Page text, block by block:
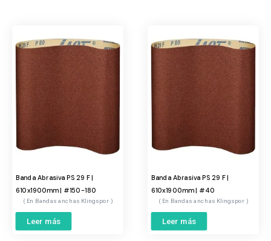
Banda Abrasiva PS 29 F |
610x1900mm | #150-180
Bandas anchas Klingspor
Leer más
Banda Abrasiva PS 29 F |
610x1900mm | #40
Bandas anchas Klingspor
Leer más